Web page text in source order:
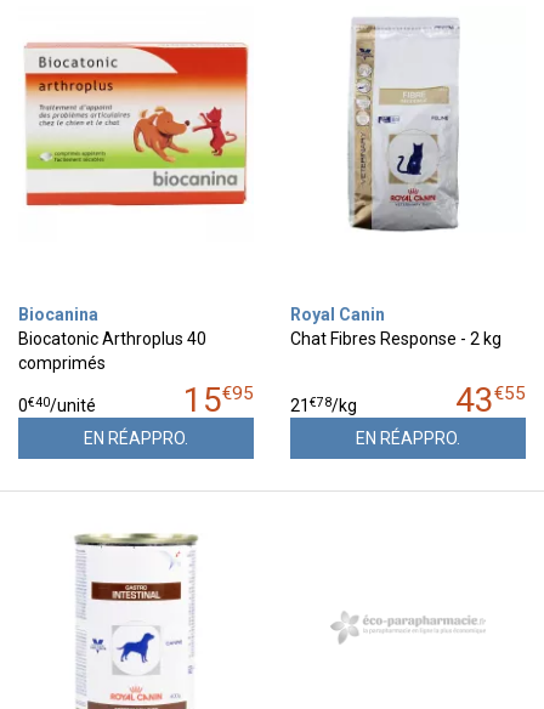
Biocanina
Biocatonic Arthroplus 40
comprimés
15€95
0€40/unité
EN RÉAPPRO.
Royal Canin
Chat Fibres Response - 2 kg
43€55
21 €78/kg
EN RÉAPPRO.